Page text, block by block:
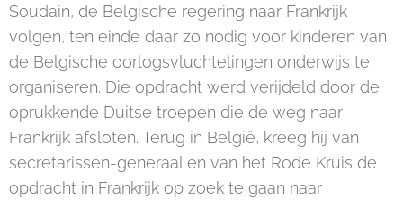
Soudain, de Belgische regering naar Frankrijk
volgen, ten einde daar zo nodig voor kinderen van
de Belgische oorlogsvluchtelingen onderwijs te
organiseren. Die opdracht werd verijdeld door de
oprukkende Duitse troepen die de weg naar
Frankrijk afsloten. Terug in België, kreeg hij van
secretarissen-generaal en van het Rode Kruis de
opdracht in Frankrijk op zoek te gaan naar